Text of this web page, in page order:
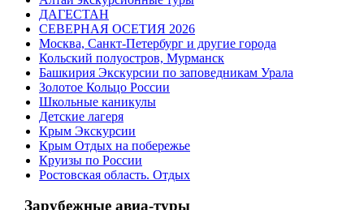
ДАГЕСТАН
СЕВЕРНАЯ ОСЕТИЯ 2026
Москва, Санкт-Петербург и другие города
Кольский полуостров, Мурманск
Башкирия Экскурсии по заповедникам Урала
Золотое Кольцо России
Школьные каникулы
Детские лагеря
Крым Экскурсии
Крым Отдых на побережье
Круизы по России
Ростовская область. Отдых
Зарубежные авиа-туры